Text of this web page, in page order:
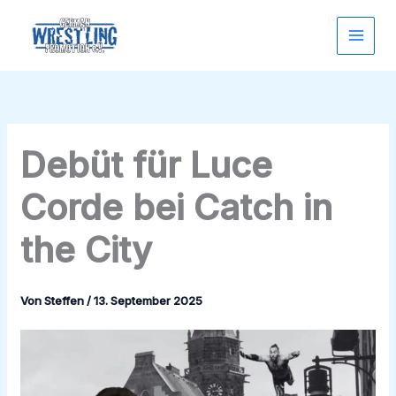
springen
Debüt für Luce
Corde bei Catch in
the City
VonSteffen/13. September 2025